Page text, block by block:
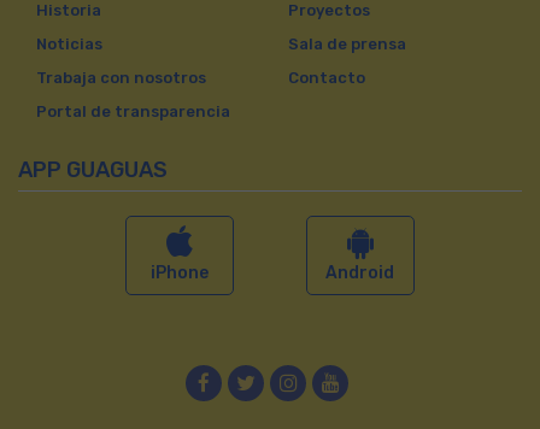
Historia
Noticias
Trabaja con nosotros
Portal de transparencia
Proyectos
Sala de prensa
Contacto
APP GUAGUAS
iPhone Android
FacebookTwitterInstagram
YouTube